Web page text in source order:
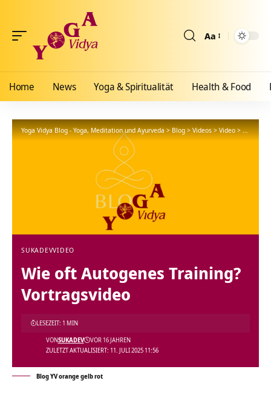
Aa
Home News Yoga & Spiritualität Health & Food
Yoga Vidya Blog - Yoga, Meditation und Ayurveda>Blog>Videos>Video>Wie oft
SUKADEVVIDEO
Wie oft Autogenes Training?
Vortragsvideo
ZULETZT AKTUALISIERT: 11. JULI 2025 11:56
VONSUKADEV VOR 16 JAHREN
LESEZEIT: 1 MIN
Blog YV orange gelb rot